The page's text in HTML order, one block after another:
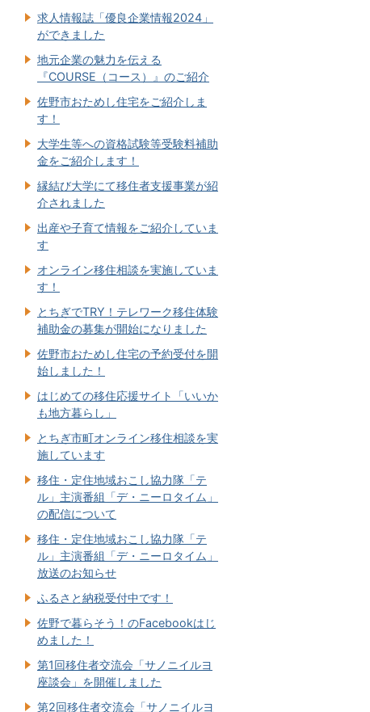
求人情報誌「優良企業情報2024」
ができました
地元企業の魅力を伝える
『COURSE（コース）』のご紹介
佐野市おためし住宅をご紹介しま
す！
大学生等への資格試験等受験料補助
金をご紹介します！
縁結び大学にて移住者支援事業が紹
介されました
出産や子育て情報をご紹介していま
す
オンライン移住相談を実施していま
す！
とちぎでTRY！テレワーク移住体験
補助金の募集が開始になりました
佐野市おためし住宅の予約受付を開
始しました！
はじめての移住応援サイト「いいか
も地方暮らし」
とちぎ市町オンライン移住相談を実
施しています
移住・定住地域おこし協力隊「テ
ル」主演番組「デ・ニーロタイム」
の配信について
移住・定住地域おこし協力隊「テ
ル」主演番組「デ・ニーロタイム」
放送のお知らせ
ふるさと納税受付中です！
佐野で暮らそう！のFacebookはじ
めました！
第1回移住者交流会「サノニイルヨ
座談会」を開催しました
第2回移住者交流会「サノニイルヨ